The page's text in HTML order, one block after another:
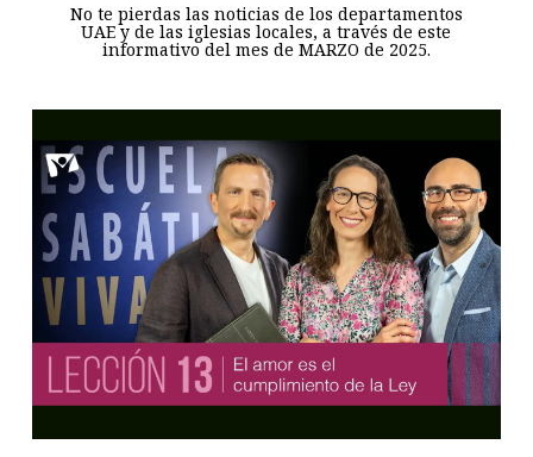
No te pierdas las noticias de los departamentos
UAE y de las iglesias locales, a través de este
informativo del mes de MARZO de 2025.